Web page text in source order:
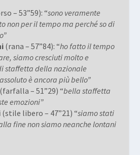
– 53”59): “sono veramente
non per il tempo ma perché so di
(rana – 57”84): “ho fatto il tempo
siamo cresciuti molto e
staffetta della nazionale
è ancora più bello”
(farfalla – 51”29) “bella staffetta
emozioni”
(stile libero – 47”21) “siamo stati
fine non siamo neanche lontani